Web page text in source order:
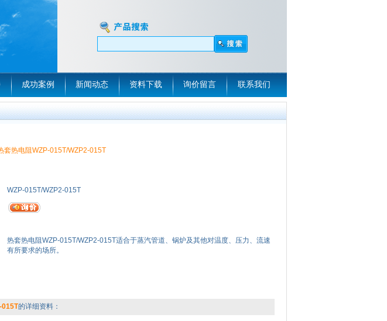
成功案例 新闻动态 资料下载 询价留言 联系我们
套热电阻WZP-015T/WZP2-015T
WZP-015T/WZP2-015T
热套热电阻WZP-015T/WZP2-015T适合于蒸汽管道、锅炉及其他对温度、压力、流速
有所要求的场所。
015T的详细资料：